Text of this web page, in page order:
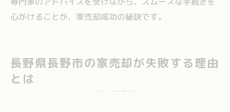
心がけることが、家売却成功の秘訣です。
長野県長野市の家売却が失敗する理由
とは